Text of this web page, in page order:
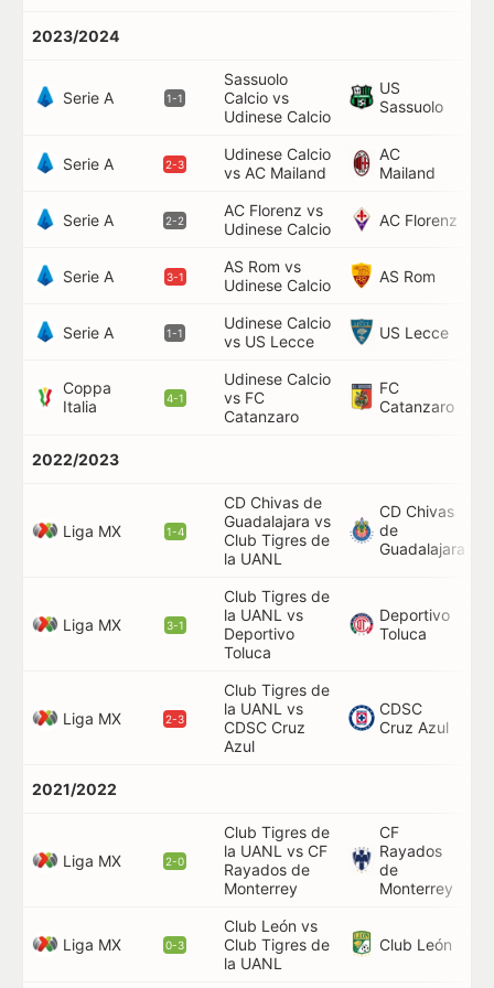
2023/2024
Serie A 1-1
Sassuolo
Calcio vs
Udinese Calcio
US
Sassuolo
Serie A 2-3
Udinese Calcio
vs AC Mailand
AC
Mailand
Serie A 2-2
AC Florenz vs
Udinese Calcio
AC Florenz
Serie A 3-1
AS Rom vs
Udinese Calcio
AS Rom
Serie A 1-1
Udinese Calcio
vs US Lecce
US Lecce
Coppa
Italia
4-1
Udinese Calcio
vs FC
Catanzaro
FC
Catanzaro
2022/2023
Liga MX 1-4
CD Chivas de
Guadalajara vs
Club Tigres de
la UANL
CD Chivas
de
Guadalajara
Liga MX 3-1
Club Tigres de
la UANL vs
Deportivo
Toluca
Deportivo
Toluca
Liga MX 2-3
Club Tigres de
la UANL vs
CDSC Cruz
Azul
CDSC
Cruz Azul
2021/2022
Liga MX 2-0
Club Tigres de
la UANL vs CF
Rayados de
Monterrey
CF
Rayados
de
Monterrey
Liga MX 0-3
Club León vs
Club Tigres de
la UANL
Club León